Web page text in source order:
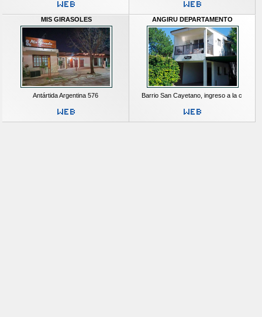
MIS GIRASOLES
Antártida Argentina 576
ANGIRU DEPARTAMENTO
Barrio San Cayetano, ingreso a la c